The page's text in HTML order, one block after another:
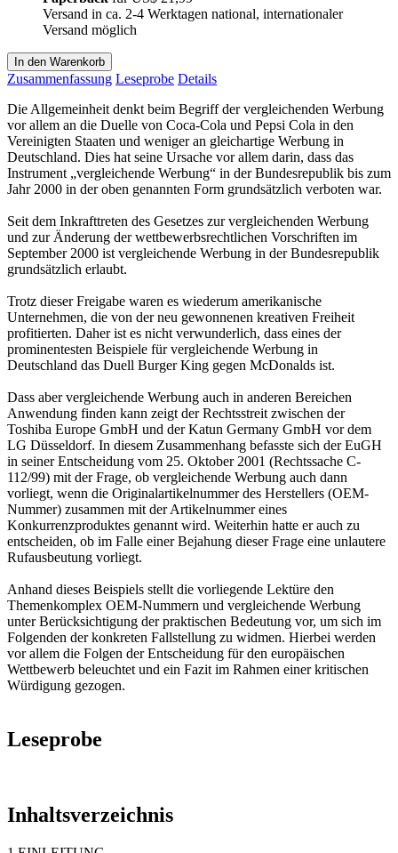
Versand in ca. 2-4 Werktagen national, internationaler
Versand möglich
In den Warenkorb
Zusammenfassung Leseprobe Details
Die Allgemeinheit denkt beim Begriff der vergleichenden Werbung
vor allem an die Duelle von Coca-Cola und Pepsi Cola in den
Vereinigten Staaten und weniger an gleichartige Werbung in
Deutschland. Dies hat seine Ursache vor allem darin, dass das
Instrument „vergleichende Werbung“ in der Bundesrepublik bis zum
Jahr 2000 in der oben genannten Form grundsätzlich verboten war.
Seit dem Inkrafttreten des Gesetzes zur vergleichenden Werbung
und zur Änderung der wettbewerbsrechtlichen Vorschriften im
September 2000 ist vergleichende Werbung in der Bundesrepublik
grundsätzlich erlaubt.
Trotz dieser Freigabe waren es wiederum amerikanische
Unternehmen, die von der neu gewonnenen kreativen Freiheit
profitierten. Daher ist es nicht verwunderlich, dass eines der
prominentesten Beispiele für vergleichende Werbung in
Deutschland das Duell Burger King gegen McDonalds ist.
Dass aber vergleichende Werbung auch in anderen Bereichen
Anwendung finden kann zeigt der Rechtsstreit zwischen der
Toshiba Europe GmbH und der Katun Germany GmbH vor dem
LG Düsseldorf. In diesem Zusammenhang befasste sich der EuGH
in seiner Entscheidung vom 25. Oktober 2001 (Rechtssache C-
112/99) mit der Frage, ob vergleichende Werbung auch dann
vorliegt, wenn die Originalartikelnummer des Herstellers (OEM-
Nummer) zusammen mit der Artikelnummer eines
Konkurrenzproduktes genannt wird. Weiterhin hatte er auch zu
entscheiden, ob im Falle einer Bejahung dieser Frage eine unlautere
Rufausbeutung vorliegt.
Anhand dieses Beispiels stellt die vorliegende Lektüre den
Themenkomplex OEM-Nummern und vergleichende Werbung
unter Berücksichtigung der praktischen Bedeutung vor, um sich im
Folgenden der konkreten Fallstellung zu widmen. Hierbei werden
vor allem die Folgen der Entscheidung für den europäischen
Wettbewerb beleuchtet und ein Fazit im Rahmen einer kritischen
Würdigung gezogen.
Leseprobe
Inhaltsverzeichnis